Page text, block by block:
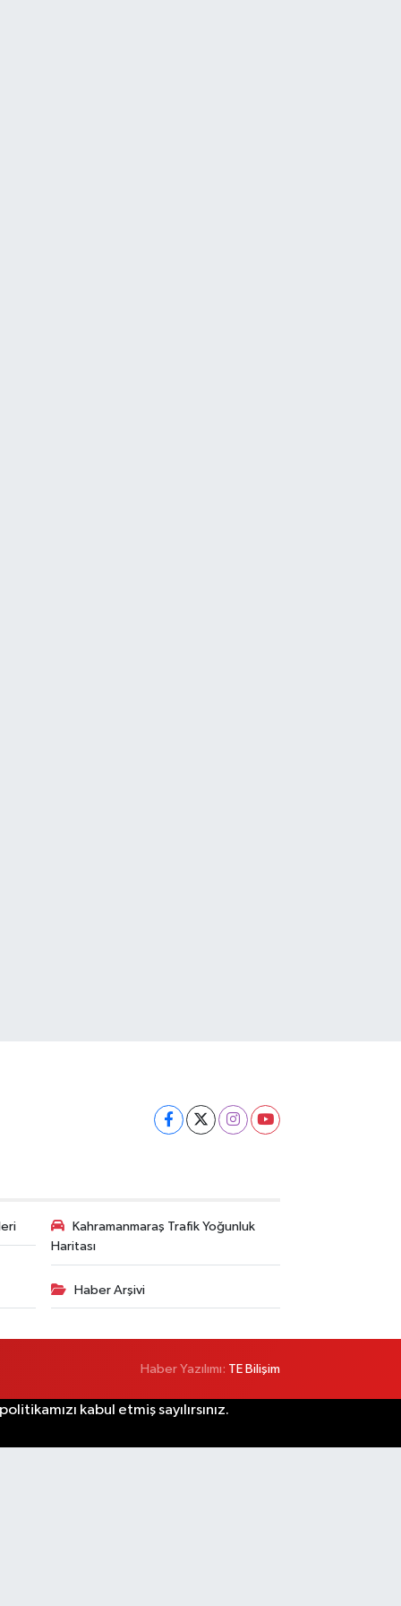
Kahramanmaraş Trafik Yoğunluk
Haritası
Haber Arşivi
Haber Yazılımı: TE Bilişim
kabul etmiş sayılırsınız.